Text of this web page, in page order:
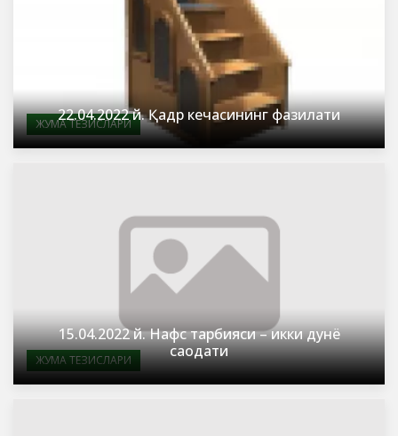
ЖУМА ТЕЗИСЛАРИ
22.04.2022 й. Қадр кечасининг фазилати
ЖУМА ТЕЗИСЛАРИ
15.04.2022 й. Нафс тарбияси – икки дунё
саодати